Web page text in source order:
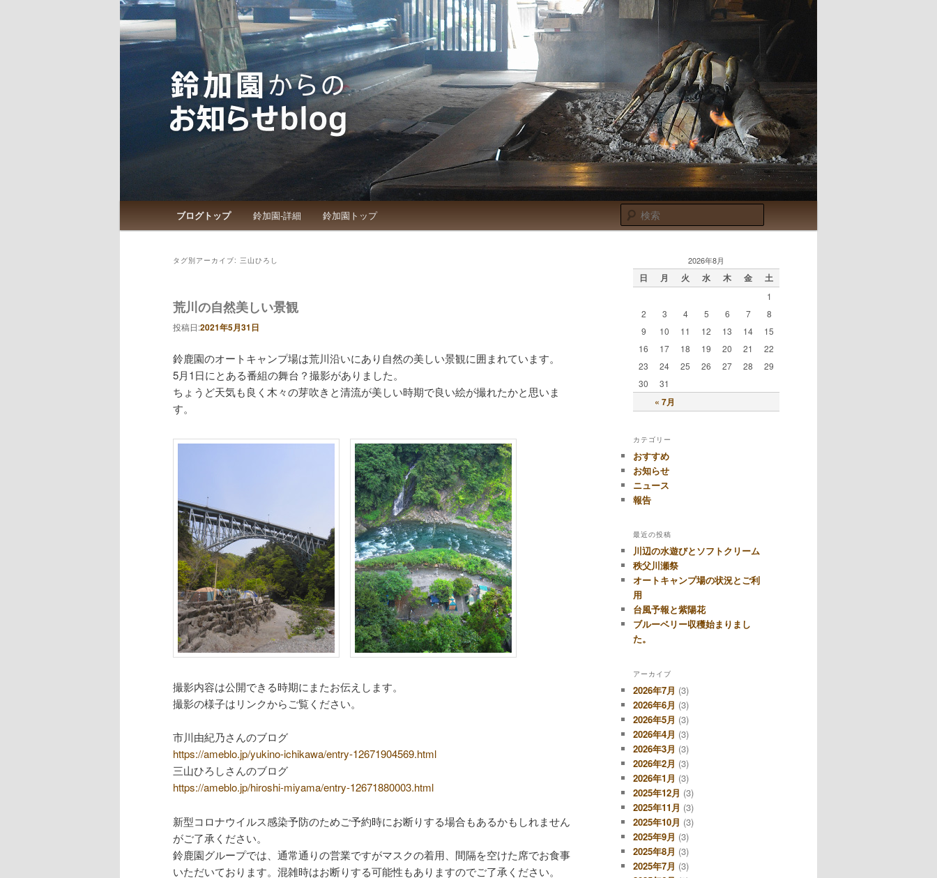
鈴加園からのお知らせブログ
鈴加園からのお知らせです
索
メインメニュー
メインコンテンツへ移動
サブコンテンツへ移動
ブログトップ 鈴加園-詳細 鈴加園トップ
タグ別アーカイブ: 三山ひろし
荒川の自然美しい景観
投稿日:2021年5月31日
鈴鹿園のオートキャンプ場は荒川沿いにあり自然の美しい景観に囲まれています。
5月1日にとある番組の舞台？撮影がありました。
ちょうど天気も良く木々の芽吹きと清流が美しい時期で良い絵が撮れたかと思いま
す。
撮影内容は公開できる時期にまたお伝えします。
撮影の様子はリンクからご覧ください。
市川由紀乃さんのブログ
https://ameblo.jp/yukino-ichikawa/entry-12671904569.html
三山ひろしさんのブログ
https://ameblo.jp/hiroshi-miyama/entry-12671880003.html
新型コロナウイルス感染予防のためご予約時にお断りする場合もあるかもしれません
がご了承ください。
鈴鹿園グループでは、通常通りの営業ですがマスクの着用、間隔を空けた席でお食事
いただいております。混雑時はお断りする可能性もありますのでご了承ください。
2026年8月
日 月 火 水 木 金 土
« 7月
1
2
3 4 5 6 7
8
9
10 11 12 13 14
15
16
17 18 19 20 21
22
23
24 25 26 27 28
29
30
31
カテゴリー
おすすめ
お知らせ
ニュース
報告
最近の投稿
川辺の水遊びとソフトクリーム
秩父川瀬祭
オートキャンプ場の状況とご利
用
台風予報と紫陽花
ブルーベリー収穫始まりまし
た。
アーカイブ
2026年7月 (3)
2026年6月 (3)
2026年5月 (3)
2026年4月 (3)
2026年3月 (3)
2026年2月 (3)
2026年1月 (3)
2025年12月 (3)
2025年11月 (3)
2025年10月 (3)
2025年9月 (3)
2025年8月 (3)
2025年7月 (3)